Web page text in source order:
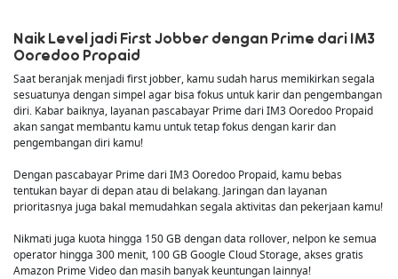
Naik Level jadi First Jobber dengan Prime dari IM3
Ooredoo Propaid
Saat beranjak menjadi first jobber, kamu sudah harus memikirkan segala
sesuatunya dengan simpel agar bisa fokus untuk karir dan pengembangan
diri. Kabar baiknya, layanan pascabayar Prime dari IM3 Ooredoo Propaid
akan sangat membantu kamu untuk tetap fokus dengan karir dan
pengembangan diri kamu!
Dengan pascabayar Prime dari IM3 Ooredoo Propaid, kamu bebas
tentukan bayar di depan atau di belakang. Jaringan dan layanan
prioritasnya juga bakal memudahkan segala aktivitas dan pekerjaan kamu!
Nikmati juga kuota hingga 150 GB dengan data rollover, nelpon ke semua
operator hingga 300 menit, 100 GB Google Cloud Storage, akses gratis
Amazon Prime Video dan masih banyak keuntungan lainnya!